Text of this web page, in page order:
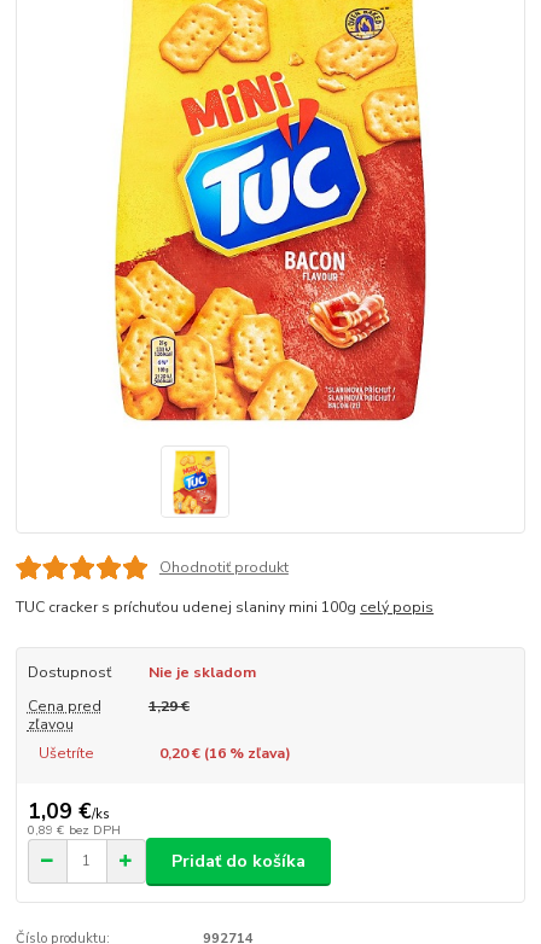
Ohodnotiť produkt
TUC cracker s príchuťou udenej slaniny mini 100g celý popis
Dostupnosť
Nie je skladom
Cena pred
zľavou
1,29 €
Ušetríte 0,20 € (16% zľava)
1,09 €/ks
0,89 € bez DPH
Pridať do košíka
Číslo produktu:
992714